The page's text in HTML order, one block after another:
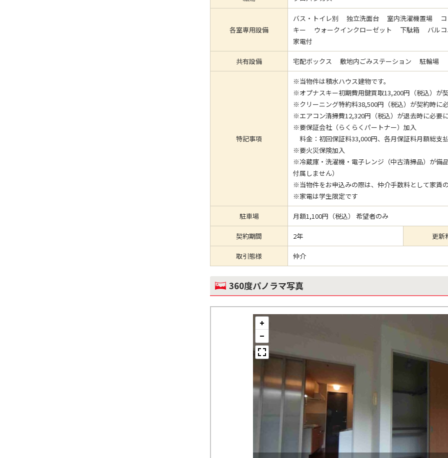
各室専用設備
バス・トイレ別 独立洗面台 室内洗濯機置場
キー ウォークインクローゼット 下駄箱 バル
家電付
共有設備 宅配ボックス 敷地内ごみステーション 駐輪場
特記事項
※当物件は積水ハウス建物です。
※オプナスキー初期費用鍵買取13,200円（税込）が
※クリーニング特約料38,500円（税込）が契約時に
※エアコン清掃費12,320円（税込）が退去時に必要
※要保証会社（らくらくパートナー）加入
料金：初回保証料33,000円、各月保証料月額総支
※要火災保険加入
※冷蔵庫・洗濯機・電子レンジ（中古清掃品）が備
付属しません）
※当物件をお申込みの際は、仲介手数料として家賃
※家電は学生限定です
駐車場 月額1,100円（税込） 希望者のみ
契約期間 2年 更新
取引態様 仲介
360度パノラマ写真